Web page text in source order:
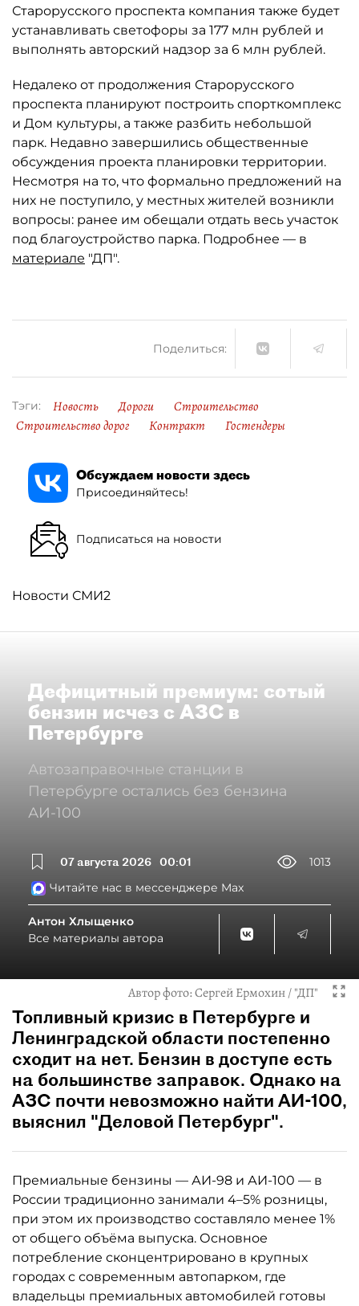
Старорусского проспекта компания также будет
устанавливать светофоры за 177 млн рублей и
выполнять авторский надзор за 6 млн рублей.
Недалеко от продолжения Старорусского
проспекта планируют построить спорткомплекс
и Дом культуры, а также разбить небольшой
парк. Недавно завершились общественные
обсуждения проекта планировки территории.
Несмотря на то, что формально предложений на
них не поступило, у местных жителей возникли
вопросы: ранее им обещали отдать весь участок
под благоустройство парка. Подробнее — в
материале "ДП".
Поделиться:
Тэги: Новость Дороги
Строительство
Строительство дорог
Контракт Гостендеры
Обсуждаем новости здесь
Присоединяйтесь!
Подписаться на новости
Новости СМИ2
Дефицитный премиум: сотый
бензин исчез с АЗС в
Петербурге
Автозаправочные станции в
Петербурге остались без бензина
АИ-100
07 августа 2026 00:01
1013
Читайте нас в мессенджере Max
Антон Хлыщенко
Все материалы автора
Автор фото:Сергей Ермохин / "ДП"
Топливный кризис в Петербурге и
Ленинградской области постепенно
сходит на нет. Бензин в доступе есть
на большинстве заправок. Однако на
АЗС почти невозможно найти АИ-100,
выяснил "Деловой Петербург".
Премиальные бензины — АИ-98 и АИ-100 — в
России традиционно занимали 4–5% розницы,
при этом их производство составляло менее 1%
от общего объёма выпуска. Основное
потребление сконцентрировано в крупных
городах с современным автопарком, где
владельцы премиальных автомобилей готовы